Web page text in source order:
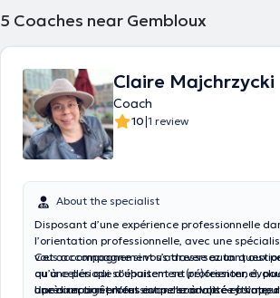
5 Coaches near Gembloux
Claire Majchrzycki
Coach
10|1 review
About the specialist
Disposant d’une expérience professionnelle
l’orientation professionnelle, avec une
vous accompagne si vous traversez un
ou une période d’épuisement professionnel,
une direction professionnelle adaptée à votre
Cet accompagnement s’adresse autant aux
qu’à celles qui souhaitent se (ré)orienter,
après un arrêt. Vous avancez à votre rythme,
L’accompagnement est personnalisé et